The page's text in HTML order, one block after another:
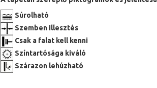
Súrolható
Szemben illesztés
Csak a falat kell kenni
Színtartósága kiváló
Szárazon lehúzható